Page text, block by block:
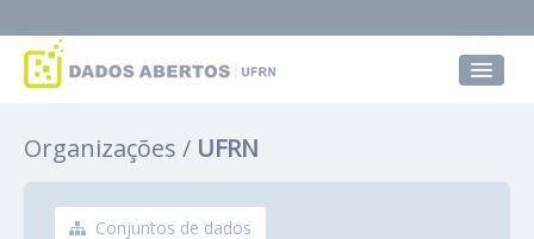
Grupos
Sobre
Organizações UFRN
Conjuntos de dados